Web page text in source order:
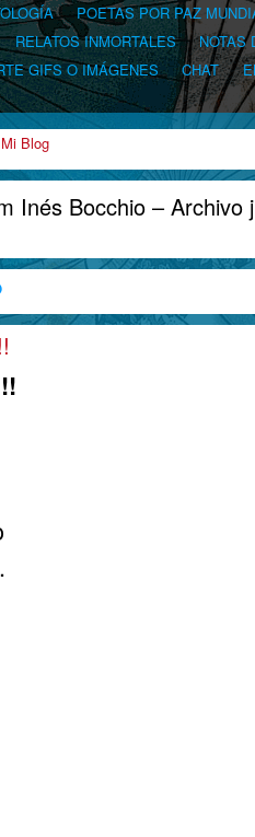
POETAS POR PAZ
RELATOS INMORTALES
NOTAS
GIFS O IMÁGENES CHAT
Mi Blog
Inés Bocchio –